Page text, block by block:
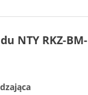
NTY RKZ-BM-